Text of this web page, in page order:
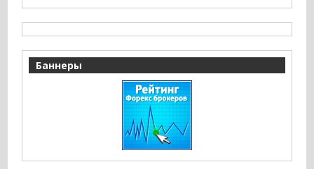
Баннеры